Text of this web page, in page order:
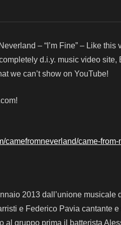
– “I’m Fine” – Like
d.i.y. music video site,
we can’t show on YouTube!
camefromneverland/came-
2013 dall’unione musicale
e Federico Pavia cantante
al gruppo prima il batterista